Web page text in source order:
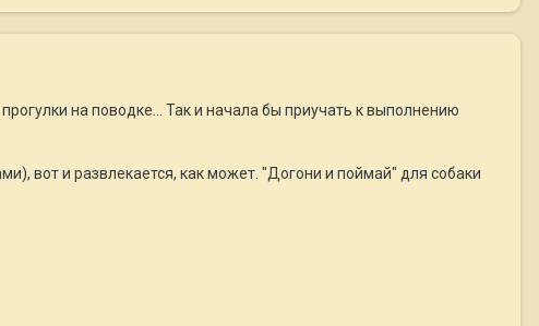
на поводке... Так и начала бы приучать к выполнению
вот и развлекается, как может. "Догони и поймай" для собаки